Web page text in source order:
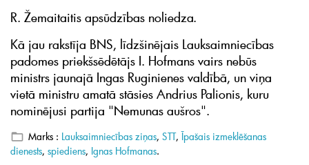
R. Žemaitaitis apsūdzības noliedza.
Kā jau rakstīja BNS, līdzšinējais Lauksaimniecības
padomes priekšsēdētājs I. Hofmans vairs nebūs
ministrs jaunajā Ingas Ruginienes valdībā, un viņa
vietā ministru amatā stāsies Andrius Palionis, kuru
nominējusi partija "Nemunas aušros".
Marks : Lauksaimniecības ziņas, STT,Īpašais izmeklēšanas
dienests, spiediens, Ignas Hofmanas.